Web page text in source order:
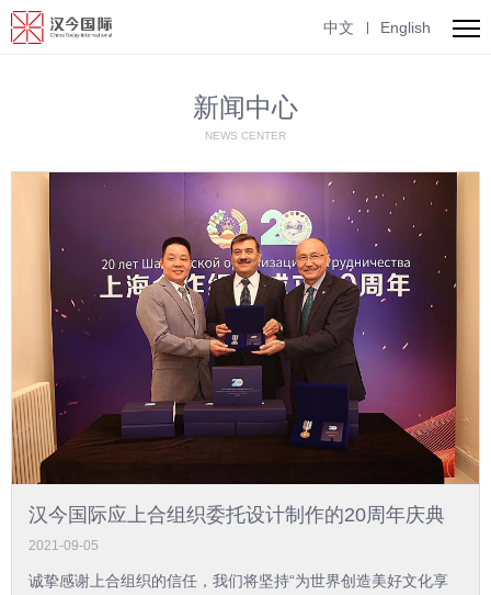
中文 English
新闻中心
NEWS CENTER
20周年庆典
创造美好文化享
金属文创奖”
2021-03-23